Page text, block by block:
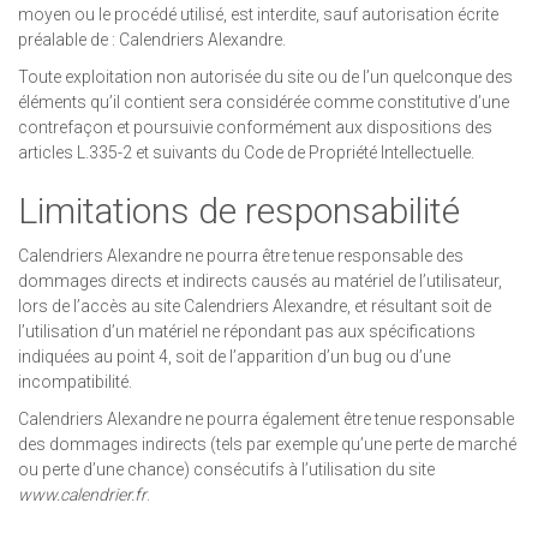
moyen ou le procédé utilisé, est interdite, sauf autorisation écrite
préalable de : Calendriers Alexandre.
Toute exploitation non autorisée du site ou de l’un quelconque des
éléments qu’il contient sera considérée comme constitutive d’une
contrefaçon et poursuivie conformément aux dispositions des
articles L.335-2 et suivants du Code de Propriété Intellectuelle.
Limitations de responsabilité
Calendriers Alexandre ne pourra être tenue responsable des
dommages directs et indirects causés au matériel de l’utilisateur,
lors de l’accès au site Calendriers Alexandre, et résultant soit de
l’utilisation d’un matériel ne répondant pas aux spécifications
indiquées au point 4, soit de l’apparition d’un bug ou d’une
incompatibilité.
Calendriers Alexandre ne pourra également être tenue responsable
des dommages indirects (tels par exemple qu’une perte de marché
ou perte d’une chance) consécutifs à l’utilisation du site
www.calendrier.fr.